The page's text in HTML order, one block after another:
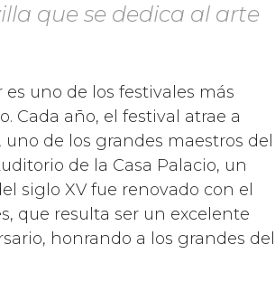
que se dedica al arte
uno de los festivales más
Cada año, el festival atrae a
de los grandes maestros del
de la Casa Palacio, un
siglo XV fue renovado con el
que resulta ser un excelente
honrando a los grandes del